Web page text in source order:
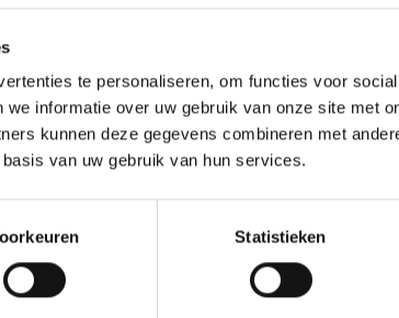
te personaliseren, om functies voor
informatie over uw gebruik van onze site met
kunnen deze gegevens combineren met
van uw gebruik van hun services.
Statistieken
of dakkoffer eenvoudig. Door middel van de
heeft een breedte van 120 centimeter en de
a 3 meter opgehangen worden. De lift kan tot